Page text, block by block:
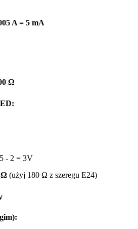
A = 5 mA
Ω
- 2 = 3V
Ω (użyj 180 Ω z szeregu E24)